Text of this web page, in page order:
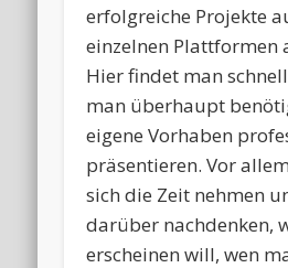
erfolgreiche Projekte
einzelnen Plattformen
Hier findet man
man überhaupt
eigene Vorhaben
präsentieren. Vor
sich die Zeit nehmen
darüber nachdenken,
erscheinen will, wen